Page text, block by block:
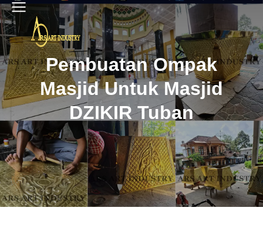
Pembuatan Ompak
Masjid Untuk Masjid
DZIKIR Tuban